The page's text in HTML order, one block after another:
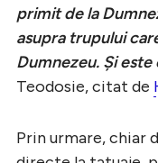
primit de la
asupra trupului
Dumnezeu. Şi este
Teodosie, citat de
Prin urmare, chiar